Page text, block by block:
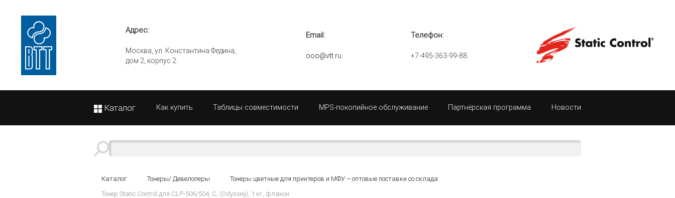
Адрес:
Москва, ул. Константина Федина,
дом 2, корпус 2.
Email:
ooo@vtt.ru
Телефон:
+7-495-363-99-88
Каталог Как купить Таблицы совместимости MPS-покопийное обслуживание Партнёрская программа Новости
Каталог Тонеры/ Девелоперы
Тонеры цветные для принтеров и МФУ – оптовые поставки со склада
Тонер Static Control для CLP-506/504, C, (Odyssey), 1 кг, флакон